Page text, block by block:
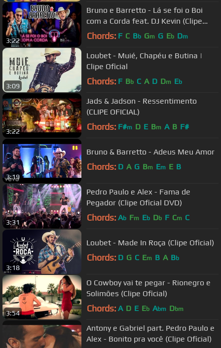
3:22
Bruno e Barretto - Lá se foi o Boi
com a Corda feat. DJ Kevin (Clipe
Oficial)
Chords: F C Bb Gm G Eb Dm
3:09
Loubet - Muié, Chapéu e Butina |
Clipe Oficial
Chords: F Bb C A D Dm Eb
3:22
Jads & Jadson - Ressentimento
(CLIPE OFICIAL)
Chords: F#m D E Bm A B F#
3:19
Bruno & Barretto - Adeus Meu Amor
Chords: D A G Bm Em E B
3:31
Pedro Paulo e Alex - Fama de
Pegador (Clipe Oficial DVD)
Chords: Ab Fm Eb Db F Cm C
3:18
Loubet - Made In Roça (Clipe Oficial)
Chords: D G C Em B A Bb
3:54
O Cowboy vai te pegar - Rionegro e
Solimões (Clipe Oficial)
Chords: A D E Eb Abm Dbm
Antony e Gabriel part. Pedro Paulo e
Alex - Bonito pra você (Clipe Oficial)